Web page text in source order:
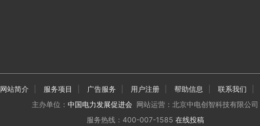
网站简介 服务项目 广告服务 用户注册 帮助信息 联系我们
主办单位： 中国电力发展促进会 网站运营：北京中电创智科技有限公司
服务热线：400-007-1585 在线投稿